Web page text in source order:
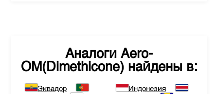
Аналоги Aero-
OM(Dimethicone)найдены в:
Эквадор
Индонезия